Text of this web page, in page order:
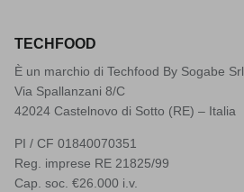
TECHFOOD
È un marchio di Techfood By Sogabe Srl
Via Spallanzani 8/C
42024 Castelnovo di Sotto (RE) – Italia
PI / CF 01840070351
Reg. imprese RE 21825/99
Cap. soc. €26.000 i.v.